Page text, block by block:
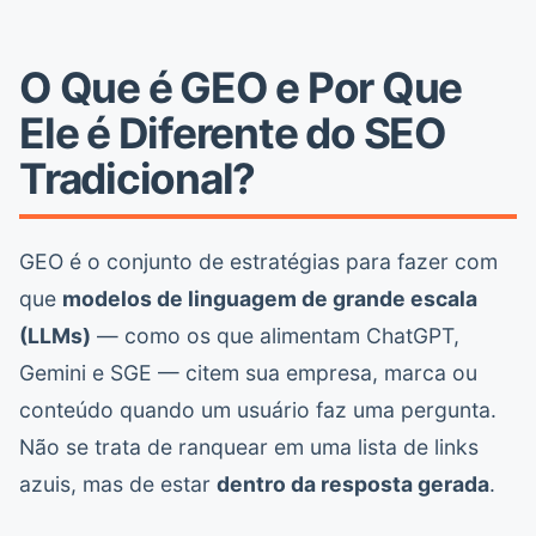
O Que é GEO e Por Que
Ele é Diferente do SEO
Tradicional?
GEO é o conjunto de estratégias para fazer com
que modelos de linguagem de grande escala
(LLMs) — como os que alimentam ChatGPT,
Gemini e SGE — citem sua empresa, marca ou
conteúdo quando um usuário faz uma pergunta.
Não se trata de ranquear em uma lista de links
azuis, mas de estar dentro da resposta gerada.